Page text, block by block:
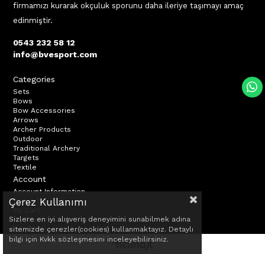
firmamızı kurarak okçuluk sporunu daha ileriye taşımayı amaç
edinmiştir.
0543 232 58 12
info@bvesport.com
Categories
Sets
Bows
Bow Accessories
Arrows
Archer Products
Outdoor
Traditional Archery
Targets
Textile
Account
Account Information
Order Tracking
My Cart
My Favorites
Our Campaigns
Çerez Kullanımı
Sizlere en iyi alışveriş deneyimini sunabilmek adına
sitemizde çerezler(cookies) kullanmaktayız. Detaylı
bilgi için Kvkk sözleşmesini inceleyebilirsiniz.